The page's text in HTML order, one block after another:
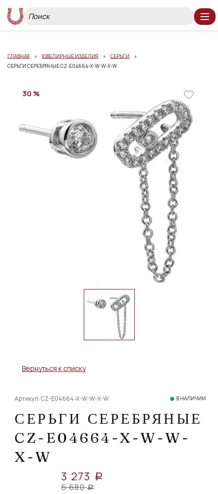
ГЛАВНАЯ ЮВЕЛИРНЫЕ ИЗДЕЛИЯ
СЕРЬГИ
СЕРЬГИ СЕРЕБРЯНЫЕ CZ-E04664-X-W-W-X-W
30 %
Вернуться к списку
Артикул: CZ-E04664-X-W-W-X-W В НАЛИЧИИ
СЕРЬГИ СЕРЕБРЯНЫЕ
CZ-E04664-X-W-W-
X-W
3 273 a
6 680 a